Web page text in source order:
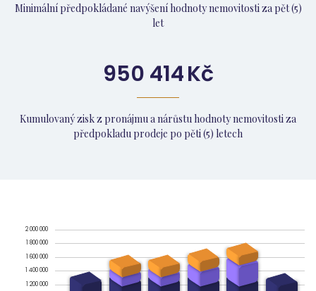
Minimální předpokládané navýšení hodnoty nemovitosti za pět (5)
let
950 414Kč
Kumulovaný zisk z pronájmu a nárůstu hodnoty nemovitosti za
předpokladu prodeje po pěti (5) letech
1 200 000
1 400 000
1 600 000
1 800 000
2 000 000